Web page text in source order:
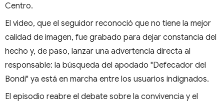
Centro.
El video, que el seguidor reconoció que no tiene la mejor
calidad de imagen, fue grabado para dejar constancia del
hecho y, de paso, lanzar una advertencia directa al
responsable: la búsqueda del apodado "Defecador del
Bondi" ya está en marcha entre los usuarios indignados.
El episodio reabre el debate sobre la convivencia y el